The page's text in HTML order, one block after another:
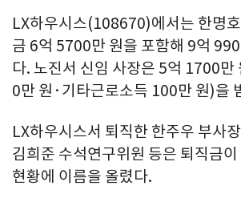
LX하우시스(108670)에서는 한명
금 6억 5700만 원을 포함해 9억
다. 노진서 신임 사장은 5억 1700
0만 원·기타근로소득 100만 원)을
LX하우시스서 퇴직한 한주우 부사
김희준 수석연구위원 등은 퇴직금
현황에 이름을 올렸다.